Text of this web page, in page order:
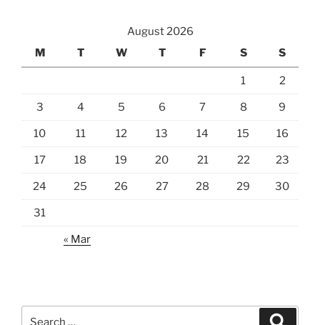
August 2026
M
T W T F S S
1 2
3 4 5 6 7 8 9
10 11 12 13 14 15 16
17 18 19 20 21 22 23
24 25 26 27 28 29 30
31
« Mar